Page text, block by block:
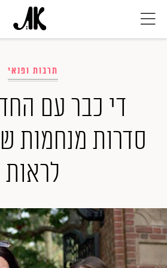
אופנה
ביוטי
סלבס
ערוצים
המגזין
תרבות ופנאי
סדרות מנחמות
לראות